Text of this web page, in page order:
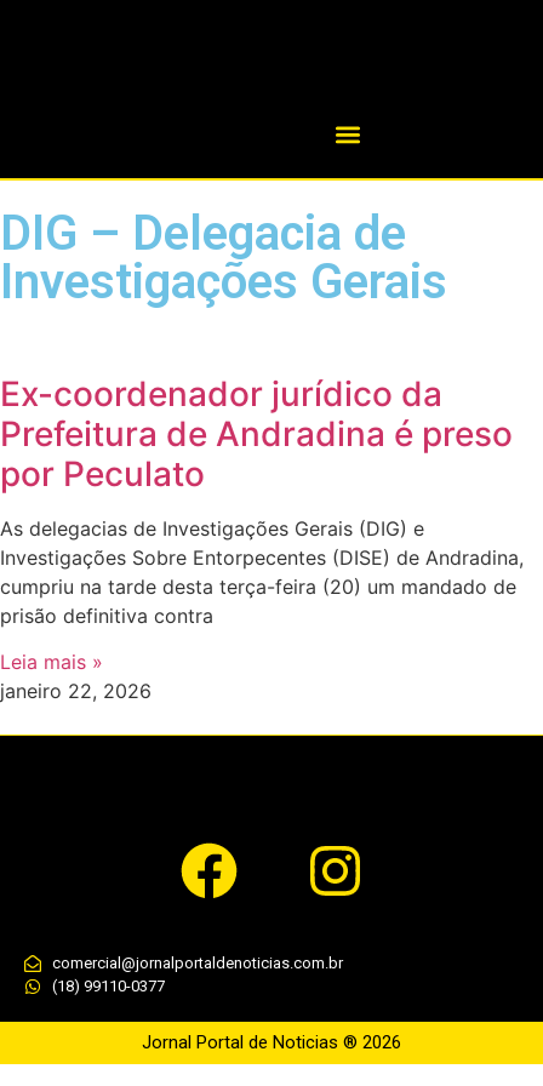
DIG – Delegacia de
Investigações Gerais
Ex-coordenador jurídico da
Prefeitura de Andradina é preso
por Peculato
As delegacias de Investigações Gerais (DIG) e
Investigações Sobre Entorpecentes (DISE) de Andradina,
cumpriu na tarde desta terça-feira (20) um mandado de
prisão definitiva contra
Leia mais »
janeiro 22, 2026
comercial@jornalportaldenoticias.com.br
(18) 99110-0377
Jornal Portal de Noticias ® 2026